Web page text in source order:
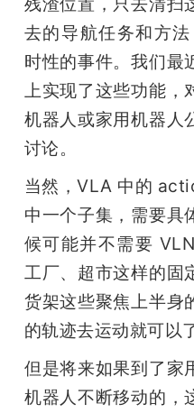
去的导航任务和方
时性的事件。我们最
上实现了这些功能，
机器人或家用机器人
讨论。
当然，VLA 中的
中一个子集，需要具
候可能并不需要
工厂、超市这样的固
货架这些聚焦上半身
的轨迹去运动就可以
但是将来如果到了家
机器人不断移动的，